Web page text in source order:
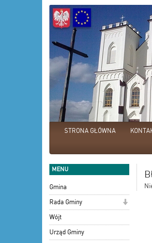
STRONA GŁÓWNA
MENU
Gmina
Rada Gminy
Wójt
Urząd Gminy